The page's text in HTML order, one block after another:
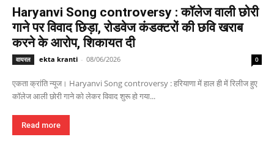
Haryanvi Song controversy : कॉलेज वाली छोरी
गाने पर विवाद छिड़ा, रोडवेज कंडक्टरों की छवि खराब
करने के आरोप, शिकायत दी
वायरल ekta kranti - 08/06/2026 0
एकता क्रांति न्यूज। Haryanvi Song controversy : हरियाणा में हाल ही में रिलीज हुए
कॉलेज आली छोरी गाने को लेकर विवाद शुरू हो गया...
Read more